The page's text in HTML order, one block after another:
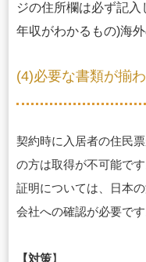
ジの住所欄は必ず記
年収がわかるもの)海
(4)必要な書類が揃
契約時に 入居者の住民
の方は取得が不可能で
証明については、日本
会社への確認が必要です
【対策】